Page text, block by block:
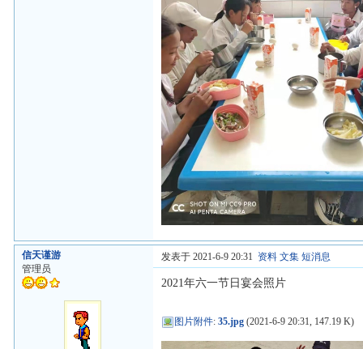
信天谨游
管理员
发表于 2021-6-9 20:31 资料 文集 短消息
2021年六一节日宴会照片
图片附件:35.jpg (2021-6-9 20:31, 147.19 K)